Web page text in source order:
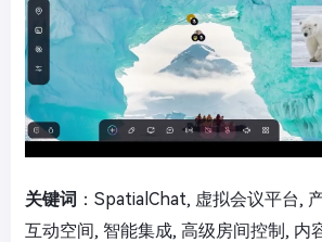
关键词 ：SpatialChat, 虚拟会议平台,
互动空间, 智能集成, 高级房间控制, 内